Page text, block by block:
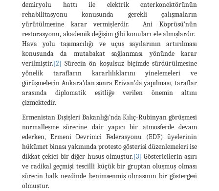
demiryolu hattı ile elektrik enterkonektörünün
rehabilitasyonu konusunda gerekli çalışmaların
yürütülmesine karar vermişlerdir. Ani Köprüsü’nün
restorasyonu, akademik değişim gibi konuları ele almışlardır.
Hava yolu taşımacılığı ve uçuş sayılarının artırılması
konusunda da mutabakat sağlanması yönünde karar
verilmiştir.[2] Sürecin ön koşulsuz biçimde sürdürülmesine
yönelik tarafların kararlılıklarını yinelemeleri ve
görüşmelerin Ankara’dan sonra Erivan’da yapılması, taraflar
arasında diplomatik eşitliğe verilen önemin altını
çizmektedir.
Ermenistan Dışişleri Bakanlığı’nda Kılıç-Rubinyan görüşmesi
normalleşme sürecine dair yapıcı bir atmosferde devam
ederken, Ermeni Devrimci Federasyonu (EDF) üyelerinin
hükümet binası yakınında protesto gösterisi düzenlemeleri ise
dikkat çekici bir diğer husus olmuştur.[3] Göstericilerin aşırı
ve radikal geçmişi tescilli küçük bir gruptan oluşmuş olması
sürecin halk nezdinde benimsenmiş olmasının bir göstergesi
olmuştur.